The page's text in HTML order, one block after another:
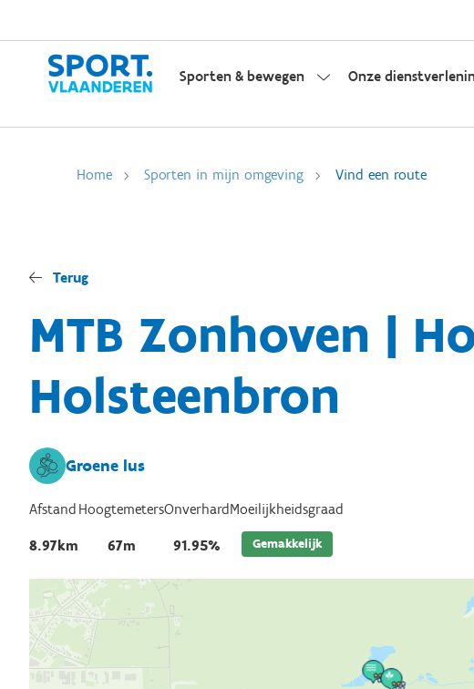
Sporten & bewegen Onze
Home Sporten in mijn omgeving Vind een route
Terug
MTB Zonhoven |
Holsteenbron
Groene lus
Afstand
8.97km
Hoogtemeters
67m
Onverhard
91.95%
Moeilijkheidsgraad
Gemakkelijk